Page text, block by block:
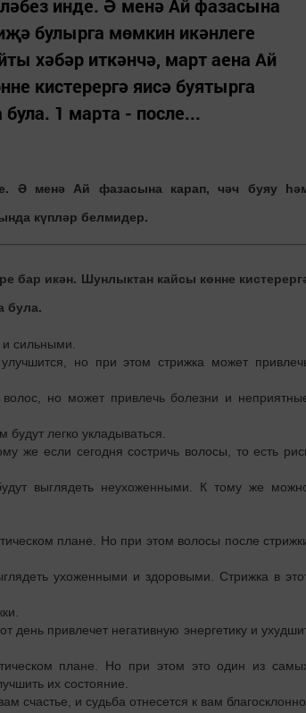
инде. Ә менә Ай фазасына
булырга мөмкин икәнлеге
хәбәр иткәнчә, март аена Ай
кистерергә яисә буятырга
1 марта - после...
Ә менә Ай фазасына карап, чәч буяу
күпләр белмидер.
бар икән. Шунлыктан кайсы көнне
була.
сильными.
но при этом стрижка может
но может привлечь болезни и
легко укладываться.
же если сегодня состричь волосы, то есть
выглядеть неухоженными. К тому же
плане. Но при этом волосы после
ухоженными и здоровыми. Стрижка в
день привлечет негативную энергетику и
плане. Но при этом это один из
их состояние.
счастье, и судьба отнесется к вам